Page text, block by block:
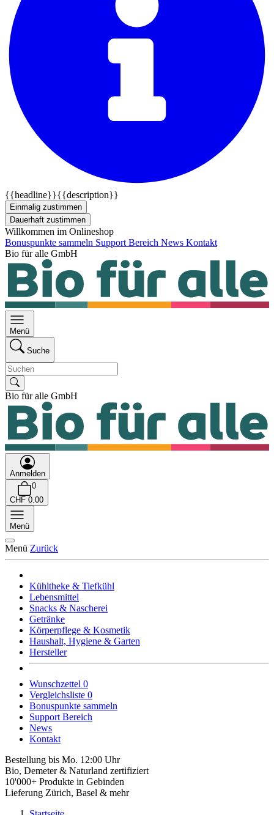
{{headline}}{{description}}
Einmalig zustimmen
Dauerhaft zustimmen
Willkommen im Onlineshop
Bonuspunkte sammeln Support Bereich News Kontakt
Bio für alle GmbH
Menü
Suche
Bio für alle GmbH
Anmelden
0
CHF 0.00
Menü
Menü Zurück
Kühltheke & Tiefkühl
Lebensmittel
Snacks & Nascherei
Getränke
Körperpflege & Kosmetik
Haushalt, Hygiene & Garten
Hersteller
Wunschzettel 0
Vergleichsliste 0
Bonuspunkte sammeln
Support Bereich
News
Kontakt
Bestellung bis Mo. 12:00 Uhr
Bio, Demeter & Naturland zertifiziert
10'000+ Produkte in Gebinden
Lieferung Zürich, Basel & mehr